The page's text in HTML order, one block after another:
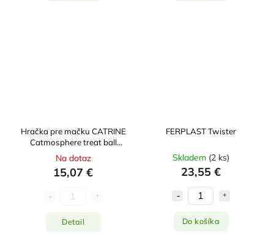
Hračka pre mačku CATRINE
Catmosphere treat ball
čierna
Na dotaz
15,07 €
Detail
FERPLAST Twister
Skladem (2 ks)
23,55 €
Do košíka